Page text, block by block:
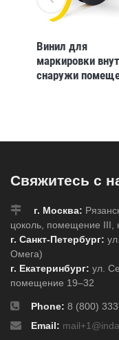
Винил для
маркировки
снаружи
Свяжитесь с
г. Москва:
цоколь, помещение III,
г. Санкт-Петербург:
Омега)
г. Екатеринбург: ул.
помещение 19–32
Phone: 8 (800)
Email: